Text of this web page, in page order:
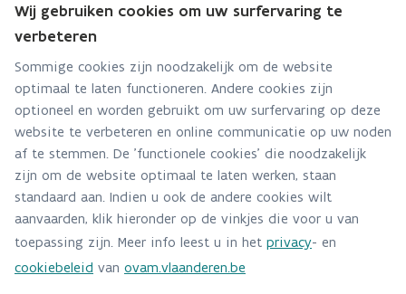
Hebt u een persvraag? Stel ze hier:
Via contact formulier
Alle contactgegevens
Adres
Stationsstraat 110
2800 Mechelen
Route en bereikbaarheid
Telefoon
015284140
Wij gebruiken cookies om uw surfervaring te
verbeteren
Sommige cookies zijn noodzakelijk om de website
optimaal te laten functioneren. Andere cookies zijn
optioneel en worden gebruikt om uw surfervaring op deze
website te verbeteren en online communicatie op uw noden
af te stemmen. De 'functionele cookies' die noodzakelijk
zijn om de website optimaal te laten werken, staan
standaard aan. Indien u ook de andere cookies wilt
aanvaarden, klik hieronder op de vinkjes die voor u van
toepassing zijn. Meer info leest u in het privacy- en
cookiebeleid van ovam.vlaanderen.be